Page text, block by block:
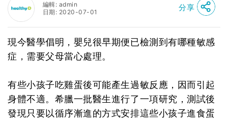
編輯: admin
日期: 2020-07-01
分享
現今醫學倡明，嬰兒很早期便已檢測到有哪種敏感
症，需要父母當心處理。
有些小孩子吃雞蛋後可能產生過敏反應，因而引起
身體不適。希臘一批醫生進行了一項研究，測試後
發現只要以循序漸進的方式安排這些小孩子進食蛋